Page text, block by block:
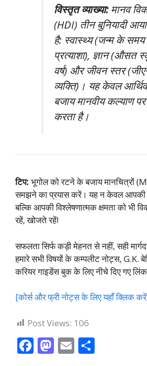
विस्तृत व्याख्या:मानव
(HDI) तीन बुनियादी
है: स्वास्थ्य (जन्म के
प्रत्याशा), ज्ञान (औसत
वर्ष) और जीवन स्तर
व्यक्ति)। यह केवल
बजाय मानवीय कल्याण
करता है।
टिप: भूगोल को रटने के बजाय मानचित्रों
समझने का प्रयास करें। यह न केवल आपकी
बल्कि आपकी विश्लेषणात्मक क्षमता को भी
रहें, खोजते रहें!
सफलता सिर्फ कड़ी मेहनत से नहीं, सही
हमारे सभी विषयों के कम्पलीट नोट्स, G.K.
करियर गाइडेंस बुक के लिए नीचे दिए गए
[कोर्स और फ्री नोट्स के लिए यहाँ क्लिक
Post Views: 106
F M E